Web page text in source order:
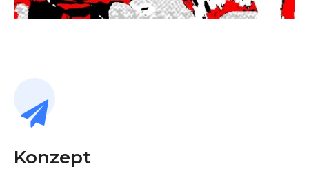
Konzept